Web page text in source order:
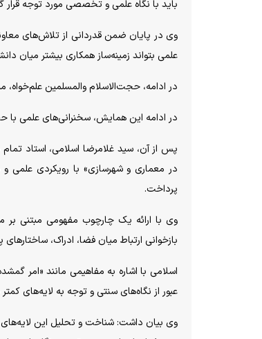
باید با نگاه علمی و تخصصی مورد توجه قرار
وی در پایان ضمن قدردانی از تلاش‌های
علمی بتواند زمینه‌ساز همکاری بیشتر میان
در ادامه، حجت‌الاسلام والمسلمین
در ادامه این همایش، سخنرانی‌های علمی
پس از آن، سید غلامرضا اسلامی، استاد
در معماری و شهرسازی» با رویکردی علمی
پرداخت.
وی با ارائه یک چارچوب مفهومی مبتنی بر
بازخوانی ارتباط میان فضا، ادراک،
اسلامی با اشاره به مفاهیمی مانند «امر
عبور از نگاه‌های سنتی و توجه به لایه‌های
وی بیان داشت: شناخت و تحلیل این لایه‌های